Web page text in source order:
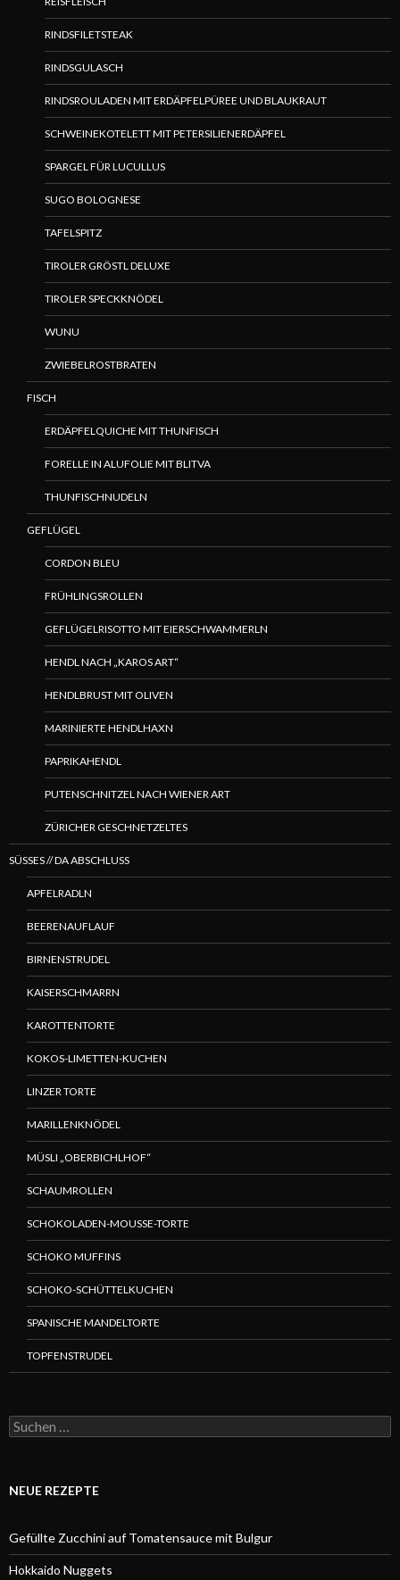
RINDSFILETSTEAK
RINDSGULASCH
RINDSROULADEN MIT ERDÄPFELPÜREE UND BLAUKRAUT
SCHWEINEKOTELETT MIT PETERSILIENERDÄPFEL
SPARGEL FÜR LUCULLUS
SUGO BOLOGNESE
TAFELSPITZ
TIROLER GRÖSTL DELUXE
TIROLER SPECKKNÖDEL
WUNU
ZWIEBELROSTBRATEN
FISCH
ERDÄPFELQUICHE MIT THUNFISCH
FORELLE IN ALUFOLIE MIT BLITVA
THUNFISCHNUDELN
GEFLÜGEL
CORDON BLEU
FRÜHLINGSROLLEN
GEFLÜGELRISOTTO MIT EIERSCHWAMMERLN
HENDL NACH „KAROS ART“
HENDLBRUST MIT OLIVEN
MARINIERTE HENDLHAXN
PAPRIKAHENDL
PUTENSCHNITZEL NACH WIENER ART
ZÜRICHER GESCHNETZELTES
SÜSSES // DA ABSCHLUSS
APFELRADLN
BEERENAUFLAUF
BIRNENSTRUDEL
KAISERSCHMARRN
KAROTTENTORTE
KOKOS-LIMETTEN-KUCHEN
LINZER TORTE
MARILLENKNÖDEL
MÜSLI „OBERBICHLHOF“
SCHAUMROLLEN
SCHOKOLADEN-MOUSSE-TORTE
SCHOKO MUFFINS
SCHOKO-SCHÜTTELKUCHEN
SPANISCHE MANDELTORTE
TOPFENSTRUDEL
Suchen
nach:
NEUE REZEPTE
Gefüllte Zucchini auf Tomatensauce mit Bulgur
Hokkaido Nuggets